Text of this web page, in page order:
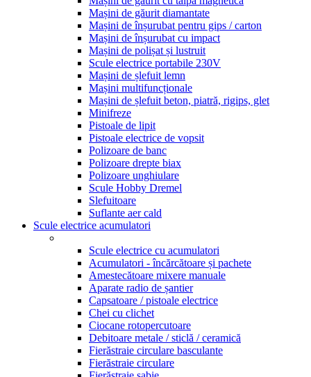
Mașini de găurit diamantate
Mașini de înșurubat pentru gips / carton
Mașini de înșurubat cu impact
Mașini de polișat și lustruit
Scule electrice portabile 230V
Mașini de șlefuit lemn
Mașini multifuncționale
Mașini de șlefuit beton, piatră, rigips, glet
Minifreze
Pistoale de lipit
Pistoale electrice de vopsit
Polizoare de banc
Polizoare drepte biax
Polizoare unghiulare
Scule Hobby Dremel
Slefuitoare
Suflante aer cald
Scule electrice acumulatori
Scule electrice cu acumulatori
Acumulatori - încărcătoare și pachete
Amestecătoare mixere manuale
Aparate radio de șantier
Capsatoare / pistoale electrice
Chei cu clichet
Ciocane rotopercutoare
Debitoare metale / sticlă / ceramică
Fierăstraie circulare basculante
Fierăstraie circulare